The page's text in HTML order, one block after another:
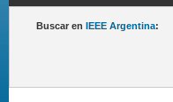
Buscar en IEEE Argentina: